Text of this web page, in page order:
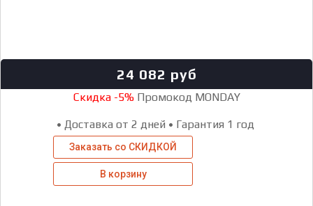
24 082 руб
Скидка -5%Промокод MONDAY
• Доставка от 2 дней • Гарантия 1 год
Заказать со СКИДКОЙ
В корзину